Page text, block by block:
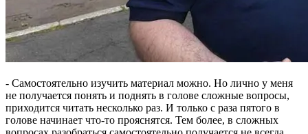
- Самостоятельно изучить материал можно. Но лично у меня
не получается понять и поднять в голове сложные вопросы,
приходится читать несколько раз. И только с раза пятого в
голове начинает что-то прояснятся. Тем более, в сложных